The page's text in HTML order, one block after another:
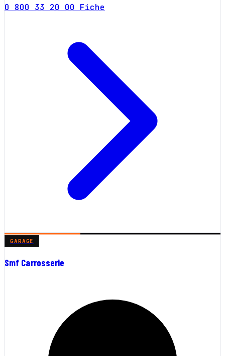
0 800 33 20 00 Fiche
GARAGE
Smf Carrosserie